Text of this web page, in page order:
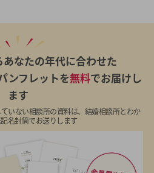
あなたの年代に合わせた
ンフレットを無料でお届けし
ます
いない相談所の資料は、結婚相談所とわか
名封筒でお送りします